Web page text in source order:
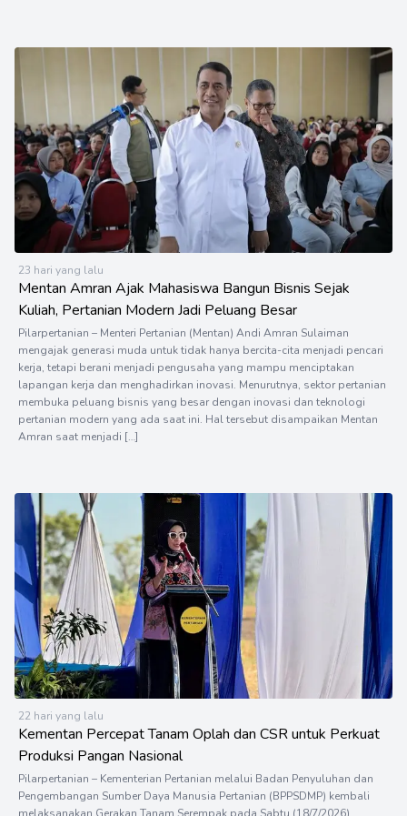
23 hari yang lalu
Mentan Amran Ajak Mahasiswa Bangun Bisnis Sejak
Kuliah, Pertanian Modern Jadi Peluang Besar
Pilarpertanian – Menteri Pertanian (Mentan) Andi Amran Sulaiman
mengajak generasi muda untuk tidak hanya bercita-cita menjadi pencari
kerja, tetapi berani menjadi pengusaha yang mampu menciptakan
lapangan kerja dan menghadirkan inovasi. Menurutnya, sektor pertanian
membuka peluang bisnis yang besar dengan inovasi dan teknologi
pertanian modern yang ada saat ini. Hal tersebut disampaikan Mentan
Amran saat menjadi […]
22 hari yang lalu
Kementan Percepat Tanam Oplah dan CSR untuk Perkuat
Produksi Pangan Nasional
Pilarpertanian – Kementerian Pertanian melalui Badan Penyuluhan dan
Pengembangan Sumber Daya Manusia Pertanian (BPPSDMP) kembali
melaksanakan Gerakan Tanam Serempak pada Sabtu (18/7/2026)